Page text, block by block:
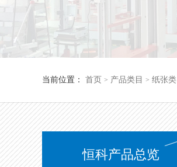
当前位置： 首页 > 产品类目 > 纸张类
恒科产品总览